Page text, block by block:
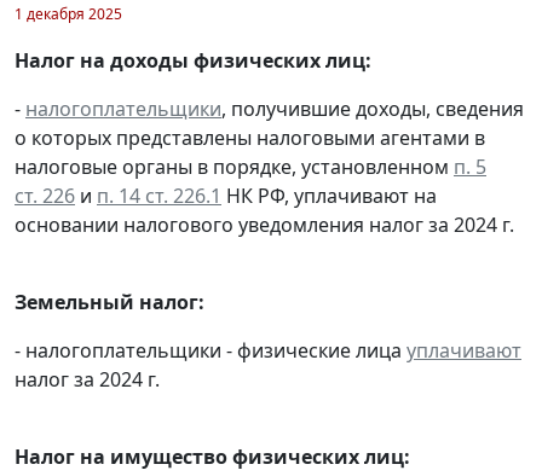
1 декабря 2025
Налог на доходы физических лиц:
- налогоплательщики, получившие доходы, сведения
о которых представлены налоговыми агентами в
налоговые органы в порядке, установленном п. 5
ст. 226 и п. 14 ст. 226.1 НК РФ, уплачивают на
основании налогового уведомления налог за 2024 г.
Земельный налог:
- налогоплательщики - физические лица уплачивают
налог за 2024 г.
Налог на имущество физических лиц: